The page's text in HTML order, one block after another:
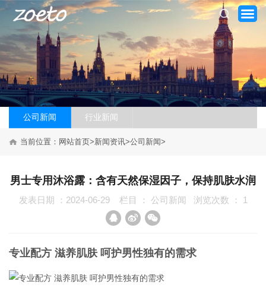
网站首页
关于我们
产品系列
新闻资讯
品牌加盟
公司新闻 行业新闻
当前位置： 网站首页>新闻资讯>公司新闻>
男士专用沐浴露：含有天然保湿因子，保持肌肤水润
发表日期 ：2024-06-29 栏目 ： 公司新闻 浏览次数 ： 1
专业配方 滋养肌肤 呵护男性独有的需求